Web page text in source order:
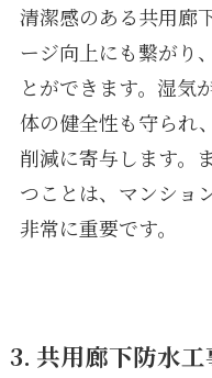
清潔感のある共用廊
ージ向上にも繋がり
とができます。湿気
体の健全性も守られ
削減に寄与します。
つことは、マンショ
非常に重要です。
3. 共用廊下防水